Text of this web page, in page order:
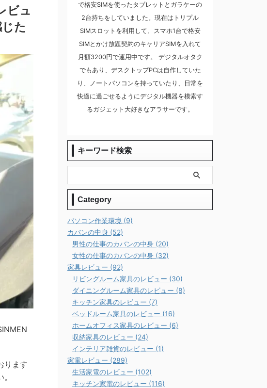
ビュ
た
ります
で格安SIMを使ったタブレットとガラケーの
2台持ちをしていました。現在はトリプル
SIMスロットを利用して、スマホ1台で格安
SIMとかけ放題契約のキャリアSIMを入れて
月額3200円で運用中です。 デジタルオタク
でもあり、デスクトップPCは自作していた
り、ノートパソコンを持っていたり、日常を
快適に過ごせるようにデジタル機器を模索す
るガジェット大好きなアラサーです。
キーワード検索
Category
パソコン作業環境 (9)
カバンの中身 (52)
男性の仕事のカバンの中身 (20)
女性の仕事のカバンの中身 (32)
家具レビュー (92)
リビングルーム家具のレビュー (30)
ダイニングルーム家具のレビュー (8)
キッチン家具のレビュー (7)
ベッドルーム家具のレビュー (16)
ホームオフィス家具のレビュー (6)
収納家具のレビュー (24)
インテリア雑貨のレビュー (1)
家電レビュー (289)
生活家電のレビュー (102)
キッチン家電のレビュー (116)